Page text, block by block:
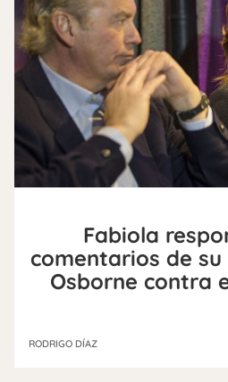
Fabiola
comentarios de
Osborne contra
RODRIGO DÍAZ